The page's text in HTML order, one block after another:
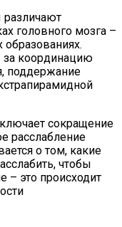
головного мозга –
за координацию
поддержание
сокращение
расслабление
о том, какие
чтобы
– это происходит